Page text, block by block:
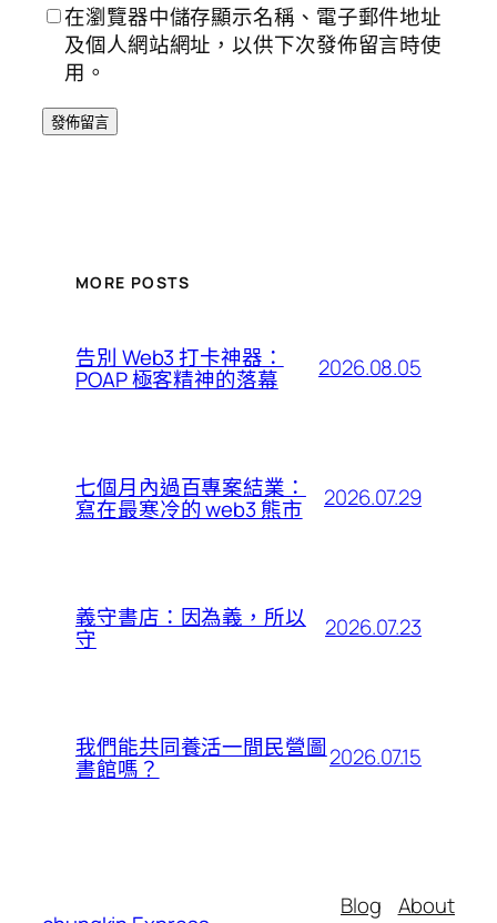
在瀏覽器中儲存顯示名稱、電子郵件地址
及個人網站網址，以供下次發佈留言時使
用。
MORE POSTS
告別 Web3 打卡神器：
POAP 極客精神的落幕 2026.08.05
七個月內過百專案結業：
寫在最寒冷的 web3 熊市 2026.07.29
義守書店：因為義，所以
守 2026.07.23
我們能共同養活一間民營圖
書館嗎？ 2026.07.15
Blog
About